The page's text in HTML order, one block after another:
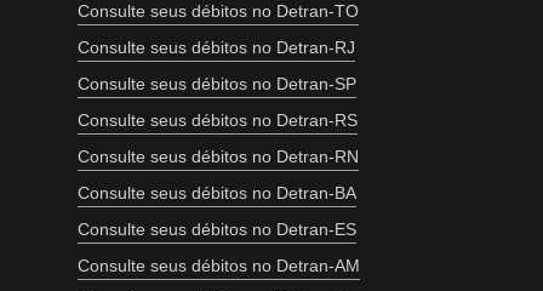
Consulte seus débitos no Detran-TO
Consulte seus débitos no Detran-RJ
Consulte seus débitos no Detran-SP
Consulte seus débitos no Detran-RS
Consulte seus débitos no Detran-RN
Consulte seus débitos no Detran-BA
Consulte seus débitos no Detran-ES
Consulte seus débitos no Detran-AM